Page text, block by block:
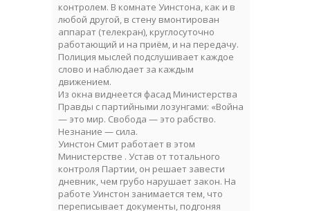
контролем. В комнате Уинстона, как и в
любой другой, в стену вмонтирован
аппарат (телекран), круглосуточно
работающий и на приём, и на передачу.
Полиция мыслей подслушивает каждое
слово и наблюдает за каждым
движением.
Из окна виднеется фасад Министерства
Правды с партийными лозунгами: «Война
— это мир. Свобода — это рабство.
Незнание — сила.
Уинстон Смит работает в этом
Министерстве . Устав от тотального
контроля Партии, он решает завести
дневник, чем грубо нарушает закон. На
работе Уинстон занимается тем, что
переписывает документы, подгоняя